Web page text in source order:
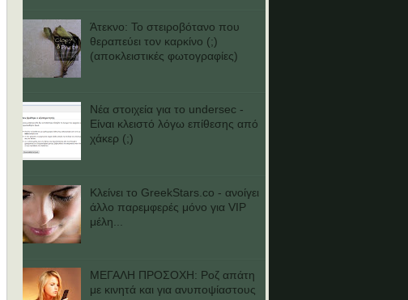
Άτεκνο: Το στειροβότανο που
θεραπεύει τον καρκίνο (;)
(αποκλειστικές φωτογραφίες)
Νέα στοιχεία για το undersec -
Είναι κλειστό λόγω επίθεσης από
χάκερ (;)
Κλείνει το GreekStars.co - ανοίγει
άλλο παρεμφερές μόνο για VIP
μέλη...
ΜΕΓΑΛΗ ΠΡΟΣΟΧΗ: Ροζ απάτη
με κινητά και για ανυποψίαστους